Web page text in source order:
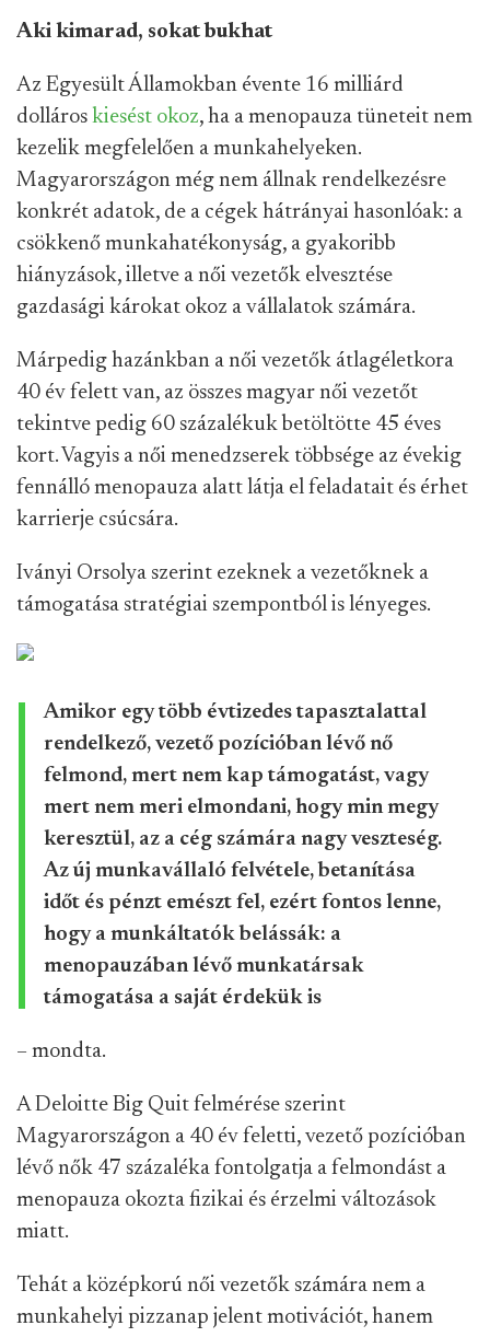
Aki kimarad, sokat bukhat
Az Egyesült Államokban évente 16 milliárd
dolláros kiesést okoz, ha a menopauza tüneteit nem
kezelik megfelelően a munkahelyeken.
Magyarországon még nem állnak rendelkezésre
konkrét adatok, de a cégek hátrányai hasonlóak: a
csökkenő munkahatékonyság, a gyakoribb
hiányzások, illetve a női vezetők elvesztése
gazdasági károkat okoz a vállalatok számára.
Márpedig hazánkban a női vezetők átlagéletkora
40 év felett van, az összes magyar női vezetőt
tekintve pedig 60 százalékuk betöltötte 45 éves
kort. Vagyis a női menedzserek többsége az évekig
fennálló menopauza alatt látja el feladatait és érhet
karrierje csúcsára.
Iványi Orsolya szerint ezeknek a vezetőknek a
támogatása stratégiai szempontból is lényeges.
Amikor egy több évtizedes tapasztalattal
rendelkező, vezető pozícióban lévő nő
felmond, mert nem kap támogatást, vagy
mert nem meri elmondani, hogy min megy
keresztül, az a cég számára nagy veszteség.
Az új munkavállaló felvétele, betanítása
időt és pénzt emészt fel, ezért fontos lenne,
hogy a munkáltatók belássák: a
menopauzában lévő munkatársak
támogatása a saját érdekük is
– mondta.
A Deloitte Big Quit felmérése szerint
Magyarországon a 40 év feletti, vezető pozícióban
lévő nők 47 százaléka fontolgatja a felmondást a
menopauza okozta fizikai és érzelmi változások
miatt.
Tehát a középkorú női vezetők számára nem a
munkahelyi pizzanap jelent motivációt, hanem